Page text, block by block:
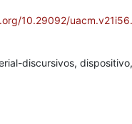
10.29092/
discursivos,